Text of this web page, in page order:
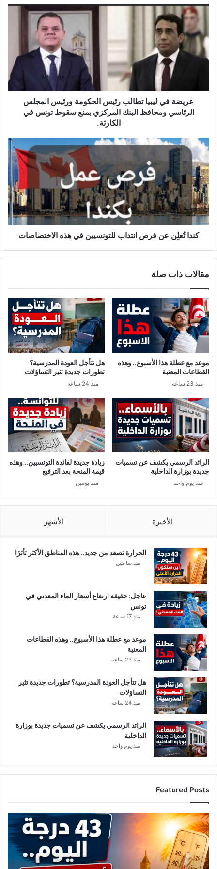
ع
ض
ة
ف
ي
ط
ا
ل
ب
ر
ئ
ي
س
ا
ك
م
ر
ئ
ي
س
ل
م
ج
ا
ل
ئ
ا
ي
و
ح
ا
ا
ك
م
ر
ك
ز
ي
م
ع
و
ط
و
ي
ا
ل
ك
ا
ر
ث
ة
عريضة في ليبيا تطالب رئيس الحكومة ورئيس المجلس
الرئاسي ومحافظ البنك المركزي بمنع سقوط تونس في
الكارثة.
ن
د
ا
تُ
ع
لِ
ن
ع
ا
د
ا
ب
ل
و
ن
ي
ي
ف
ي
ه
ذ
ا
ا
ص
ت
كندا تُعلِن عن فرص انتداب للتونسيين في هذه الاختصاصات
مقالات ذات صلة
موعد مع عطلة هذا الأسبوع.. وهذه
القطاعات المعنية
منذ 23 ساعة
هل تتأجل العودة المدرسية؟
تطورات جديدة تثير التساؤلات
منذ 24 ساعة
الرائد الرسمي يكشف عن تسميات
جديدة بوزارة الداخلية
منذ يوم واحد
زيادة جديدة لفائدة التونسيين.. وهذه
قيمة المنحة بعد الترفيع
منذ يومين
الأخيرة الأشهر
الحرارة تصعد من جديد.. هذه المناطق الأكثر تأثرًا
منذ ساعتين
عاجل: حقيقة ارتفاع أسعار الماء المعدني في
تونس
منذ 17 ساعة
موعد مع عطلة هذا الأسبوع.. وهذه القطاعات
المعنية
منذ 23 ساعة
هل تتأجل العودة المدرسية؟ تطورات جديدة تثير
التساؤلات
منذ 24 ساعة
الرائد الرسمي يكشف عن تسميات جديدة بوزارة
الداخلية
منذ يوم واحد
Featured Posts
ا
ل
ح
ر
ا